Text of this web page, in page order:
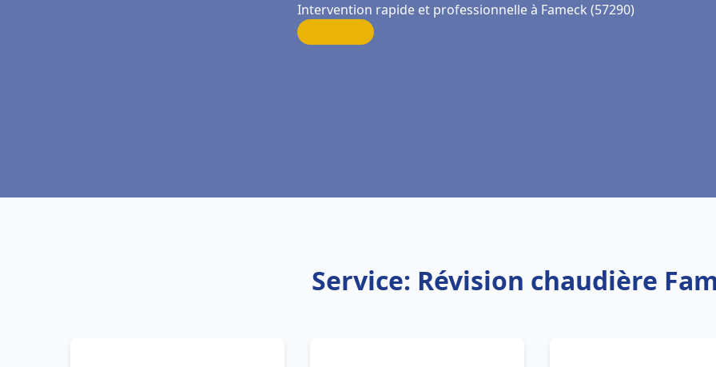
Intervention rapide et professionnelle à Fameck (57290)
Service: Révision chaudière